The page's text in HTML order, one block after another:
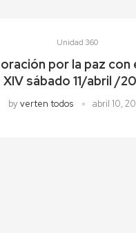
Unidad 360
por la paz con
XIV sábado 11/abril /
byverten todos abril 10,